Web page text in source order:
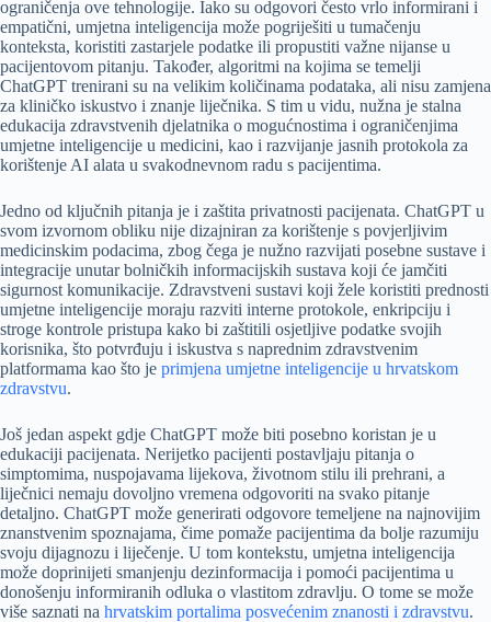
ograničenja ove tehnologije. Iako su odgovori često vrlo informirani i
empatični, umjetna inteligencija može pogriješiti u tumačenju
konteksta, koristiti zastarjele podatke ili propustiti važne nijanse u
pacijentovom pitanju. Također, algoritmi na kojima se temelji
ChatGPT trenirani su na velikim količinama podataka, ali nisu zamjena
za kliničko iskustvo i znanje liječnika. S tim u vidu, nužna je stalna
edukacija zdravstvenih djelatnika o mogućnostima i ograničenjima
umjetne inteligencije u medicini, kao i razvijanje jasnih protokola za
korištenje AI alata u svakodnevnom radu s pacijentima.
Jedno od ključnih pitanja je i zaštita privatnosti pacijenata. ChatGPT u
svom izvornom obliku nije dizajniran za korištenje s povjerljivim
medicinskim podacima, zbog čega je nužno razvijati posebne sustave i
integracije unutar bolničkih informacijskih sustava koji će jamčiti
sigurnost komunikacije. Zdravstveni sustavi koji žele koristiti prednosti
umjetne inteligencije moraju razviti interne protokole, enkripciju i
stroge kontrole pristupa kako bi zaštitili osjetljive podatke svojih
korisnika, što potvrđuju i iskustva s naprednim zdravstvenim
platformama kao što je primjena umjetne inteligencije u hrvatskom
zdravstvu.
Još jedan aspekt gdje ChatGPT može biti posebno koristan je u
edukaciji pacijenata. Nerijetko pacijenti postavljaju pitanja o
simptomima, nuspojavama lijekova, životnom stilu ili prehrani, a
liječnici nemaju dovoljno vremena odgovoriti na svako pitanje
detaljno. ChatGPT može generirati odgovore temeljene na najnovijim
znanstvenim spoznajama, čime pomaže pacijentima da bolje razumiju
svoju dijagnozu i liječenje. U tom kontekstu, umjetna inteligencija
može doprinijeti smanjenju dezinformacija i pomoći pacijentima u
donošenju informiranih odluka o vlastitom zdravlju. O tome se može
više saznati na hrvatskim portalima posvećenim znanosti i zdravstvu.